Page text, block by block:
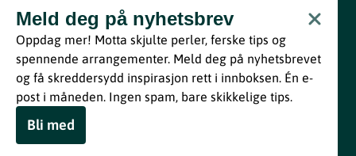
Meld deg på nyhetsbrev
Oppdag mer! Motta skjulte perler, ferske tips og
spennende arrangementer. Meld deg på nyhetsbrevet
og få skreddersydd inspirasjon rett i innboksen. Én e-
post i måneden. Ingen spam, bare skikkelige tips.
Bli med
www.visitvestfold.com
Turistinformasjon
Vestfold Fylkeskommune
ByBreakfast